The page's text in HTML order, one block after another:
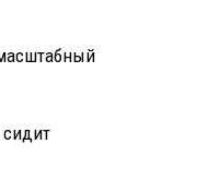
сидит